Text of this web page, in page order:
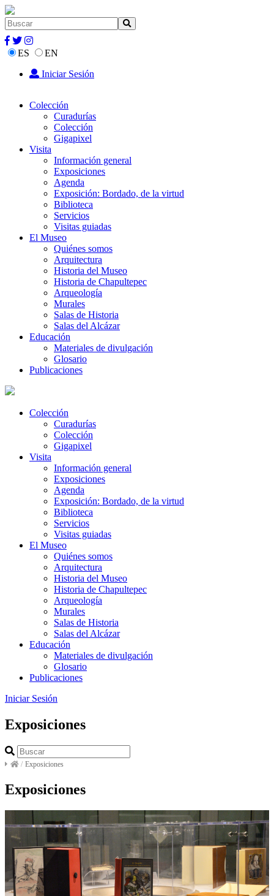
ES
EN
Iniciar Sesión
Colección
Curadurías
Colección
Gigapixel
Visita
Información general
Exposiciones
Agenda
Exposición: Bordado, de la virtud
Biblioteca
Servicios
Visitas guiadas
El Museo
Quiénes somos
Arquitectura
Historia del Museo
Historia de Chapultepec
Arqueología
Murales
Salas de Historia
Salas del Alcázar
Educación
Materiales de divulgación
Glosario
Publicaciones
Colección
Curadurías
Colección
Gigapixel
Visita
Información general
Exposiciones
Agenda
Exposición: Bordado, de la virtud
Biblioteca
Servicios
Visitas guiadas
El Museo
Quiénes somos
Arquitectura
Historia del Museo
Historia de Chapultepec
Arqueología
Murales
Salas de Historia
Salas del Alcázar
Educación
Materiales de divulgación
Glosario
Publicaciones
Iniciar Sesión
Exposiciones
/ Exposiciones
Exposiciones